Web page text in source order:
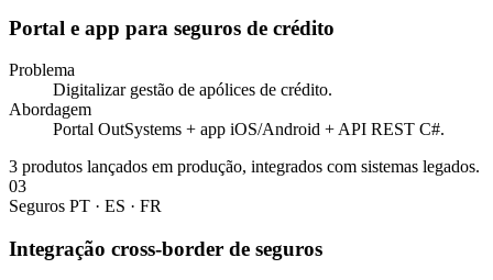
Portal e app para seguros de crédito
Problema
Digitalizar gestão de apólices de crédito.
Abordagem
Portal OutSystems + app iOS/Android + API REST C#.
3 produtos lançados em produção, integrados com sistemas legados.
03
Seguros PT · ES · FR
Integração cross-border de seguros